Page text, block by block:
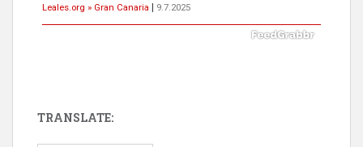
Leales.org » Gran Canaria
9.7.2025
TRANSLATE: